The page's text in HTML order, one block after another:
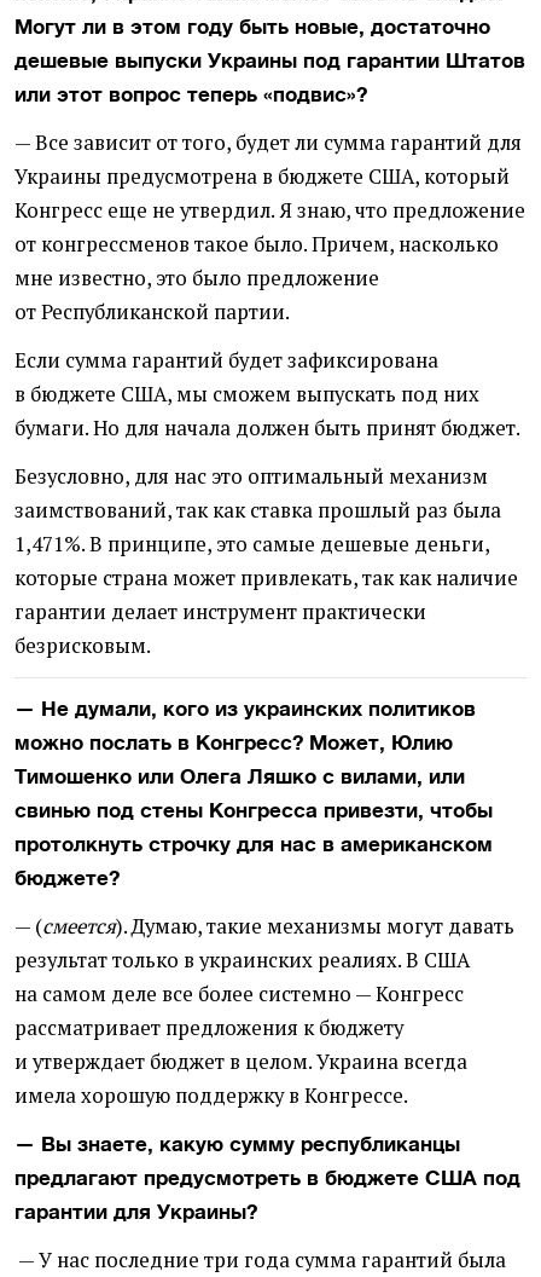
Могут ли в этом году быть новые, достаточно
дешевые выпуски Украины под гарантии Штатов
или этот вопрос теперь «подвис»?
— Все зависит от того, будет ли сумма гарантий для
Украины предусмотрена в бюджете США, который
Конгресс еще не утвердил. Я знаю, что предложение
от конгрессменов такое было. Причем, насколько
мне известно, это было предложение
от Республиканской партии.
Если сумма гарантий будет зафиксирована
в бюджете США, мы сможем выпускать под них
бумаги. Но для начала должен быть принят бюджет.
Безусловно, для нас это оптимальный механизм
заимствований, так как ставка прошлый раз была
1,471%. В принципе, это самые дешевые деньги,
которые страна может привлекать, так как наличие
гарантии делает инструмент практически
безрисковым.
— Не думали, кого из украинских политиков
можно послать в Конгресс? Может, Юлию
Тимошенко или Олега Ляшко с вилами, или
свинью под стены Конгресса привезти, чтобы
протолкнуть строчку для нас в американском
бюджете?
— (смеется). Думаю, такие механизмы могут давать
результат только в украинских реалиях. В США
на самом деле все более системно — Конгресс
рассматривает предложения к бюджету
и утверждает бюджет в целом. Украина всегда
имела хорошую поддержку в Конгрессе.
— Вы знаете, какую сумму республиканцы
предлагают предусмотреть в бюджете США под
гарантии для Украины?
— У нас последние три года сумма гарантий была